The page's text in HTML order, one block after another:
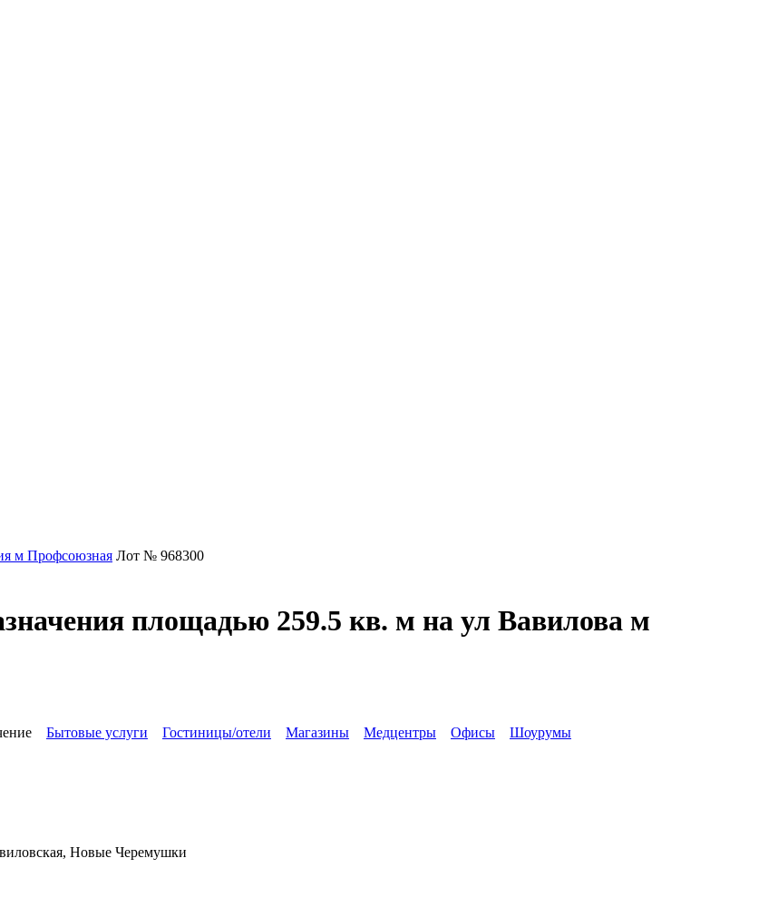
м Профсоюзная Лот № 968300
площадью 259.5 кв. м на ул Вавилова м
Бытовые услуги Гостиницы/отели Магазины Медцентры Офисы
Шоурумы
Новые Черемушки